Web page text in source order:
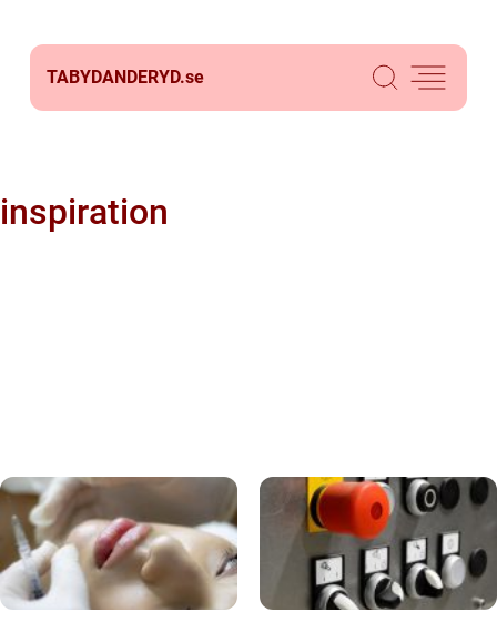
TABYDANDERYD.se
inspiration